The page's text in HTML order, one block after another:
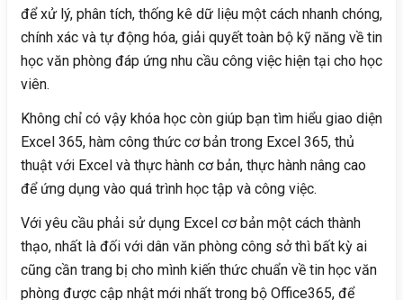
để xử lý, phân tích, thống kê dữ liệu một cách nhanh chóng,
chính xác và tự động hóa, giải quyết toàn bộ kỹ năng về tin
học văn phòng đáp ứng nhu cầu công việc hiện tại cho học
viên.
Không chỉ có vậy khóa học còn giúp bạn tìm hiểu giao diện
Excel 365, hàm công thức cơ bản trong Excel 365, thủ
thuật với Excel và thực hành cơ bản, thực hành nâng cao
để ứng dụng vào quá trình học tập và công việc.
Với yêu cầu phải sử dụng Excel cơ bản một cách thành
thạo, nhất là đối với dân văn phòng công sở thì bất kỳ ai
cũng cần trang bị cho mình kiến thức chuẩn về tin học văn
phòng được cập nhật mới nhất trong bộ Office365, để